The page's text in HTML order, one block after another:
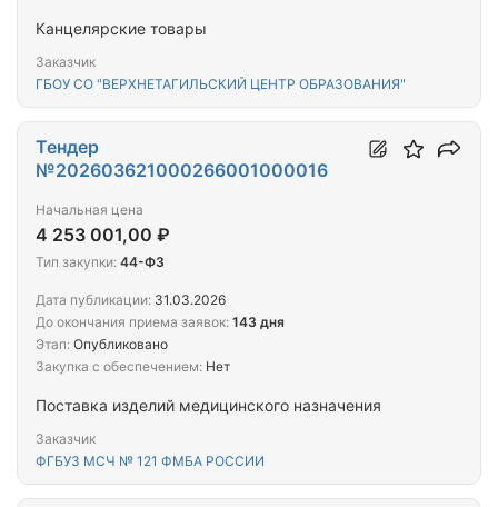
Канцелярские товары
Заказчик
ГБОУ СО "ВЕРХНЕТАГИЛЬСКИЙ ЦЕНТР ОБРАЗОВАНИЯ"
Поставка изделий медицинского назначения
Заказчик
ФГБУЗ МСЧ № 121 ФМБА РОССИИ
Тендер
№202603621000266001000016
Начальная цена
4 253 001,00 ₽
Тип закупки: 44-ФЗ
Дата публикации: 31.03.2026
До окончания приема заявок: 143 дня
Этап: Опубликовано
Закупка с обеспечением: Нет